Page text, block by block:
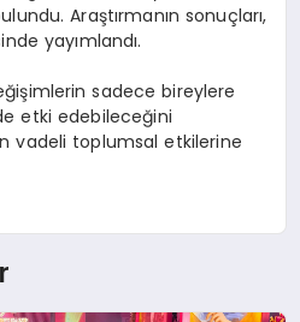
Araştırmanın sonuçları,
yayımlandı.
sadece bireylere
etki edebileceğini
vadeli toplumsal etkilerine